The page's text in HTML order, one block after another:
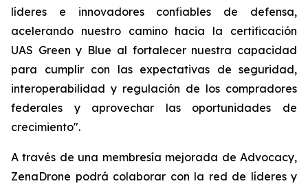
líderes e innovadores confiables de defensa,
acelerando nuestro camino hacia la certificación
UAS Green y Blue al fortalecer nuestra capacidad
para cumplir con las expectativas de seguridad,
interoperabilidad y regulación de los compradores
federales y aprovechar las oportunidades de
crecimiento".
A través de una membresía mejorada de Advocacy,
ZenaDrone podrá colaborar con la red de líderes y